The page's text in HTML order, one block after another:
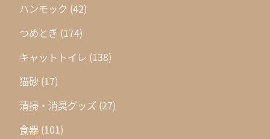
ハンモック (42)
つめとぎ (174)
キャットトイレ (138)
猫砂 (17)
清掃・消臭グッズ (27)
食器 (101)